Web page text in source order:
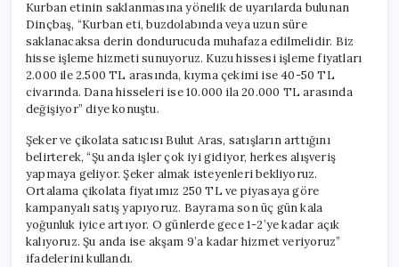
Kurban etinin saklanmasına yönelik de uyarılarda bulunan
Dinçbaş, “Kurban eti, buzdolabında veya uzun süre
saklanacaksa derin dondurucuda muhafaza edilmelidir. Biz
hisse işleme hizmeti sunuyoruz. Kuzu hissesi işleme fiyatları
2.000 ile 2.500 TL arasında, kıyma çekimi ise 40-50 TL
civarında. Dana hisseleri ise 10.000 ila 20.000 TL arasında
değişiyor” diye konuştu.
Şeker ve çikolata satıcısı Bulut Aras, satışların arttığını
belirterek, “Şu anda işler çok iyi gidiyor, herkes alışveriş
yapmaya geliyor. Şeker almak isteyenleri bekliyoruz.
Ortalama çikolata fiyatımız 250 TL ve piyasaya göre
kampanyalı satış yapıyoruz. Bayrama son üç gün kala
yoğunluk iyice artıyor. O günlerde gece 1-2’ye kadar açık
kalıyoruz. Şu anda ise akşam 9’a kadar hizmet veriyoruz”
ifadelerini kullandı.